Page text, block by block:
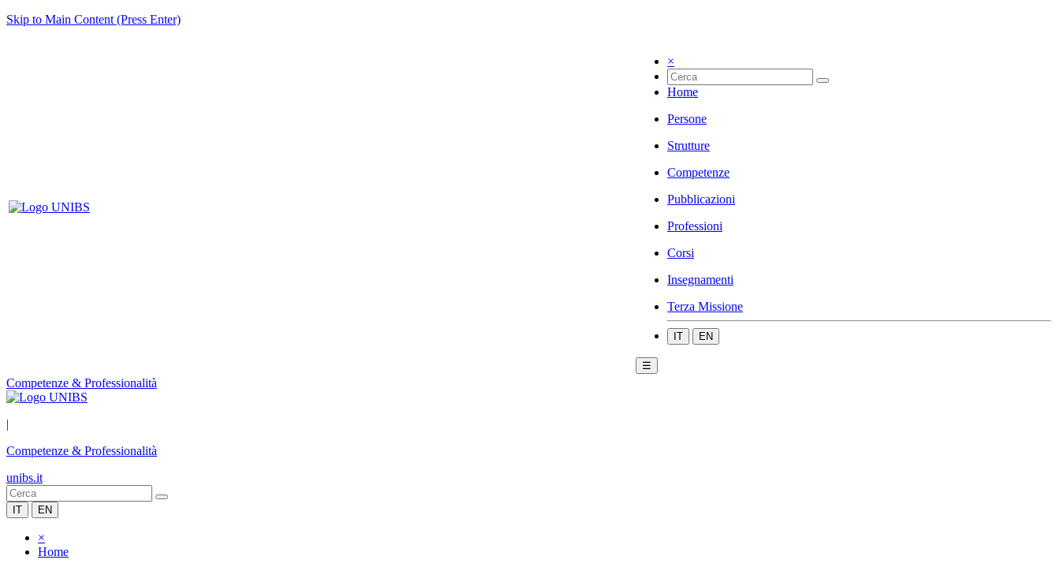
Skip to Main Content (Press Enter)
×
Home
Persone
Strutture
Competenze
Pubblicazioni
Professioni
Corsi
Insegnamenti
Terza Missione
IT EN
☰
Competenze & Professionalità
|
Competenze & Professionalità
unibs.it
IT EN
×
Home